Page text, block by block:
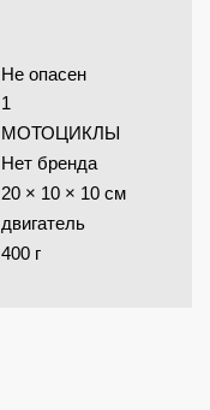
Не опасен
1
МОТОЦИКЛЫ
Нет бренда
20 × 10 × 10 см
двигатель
400 г